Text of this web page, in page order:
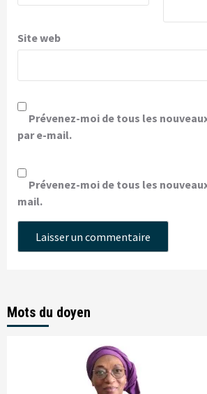
Site web
Prévenez-moi de tous les
par e-mail.
Prévenez-moi de tous les
mail.
Mots du doyen